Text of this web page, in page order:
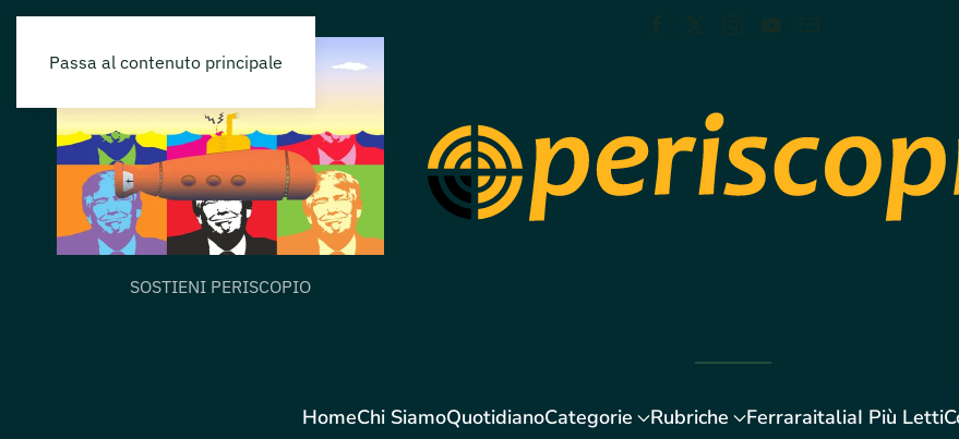
Passa al contenuto principale
SOSTIENI PERISCOPIO
HomeChi SiamoQuotidianoCategorie Rubriche FerraraitaliaI Più Letti